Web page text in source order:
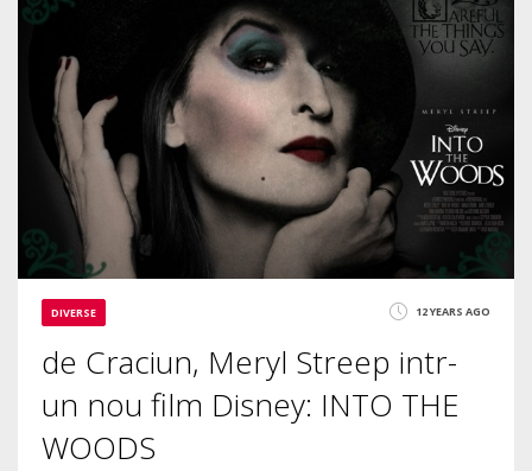
DIVERSE 12 YEARS AGO
de Craciun, Meryl Streep intr-
un nou film Disney: INTO THE
WOODS